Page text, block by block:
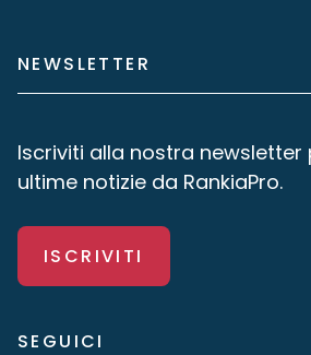
NEWSLETTER
Iscriviti alla nostra newsletter
ultime notizie da RankiaPro.
ISCRIVITI
SEGUICI